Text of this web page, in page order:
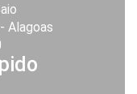
Alagoas